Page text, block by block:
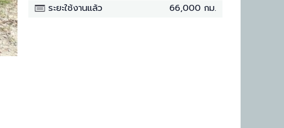
ระยะใช้งานแล้ว
66,000 กม.